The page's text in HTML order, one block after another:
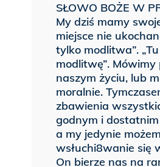
SŁOWO BOŻE W
My dziś mamy
miejsce nie
tylko modlitwa”.
modlitwę”.
naszym życiu, lub
moralnie.
zbawienia
godnym i
a my jedynie
wsłuchi8wanie się
On bierze nas na